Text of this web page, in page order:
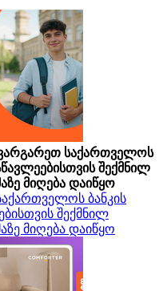
საქართველოს
შექმნილ
მიღება დაიწყო
ბანკის
შექმნილ
მიღება დაიწყო